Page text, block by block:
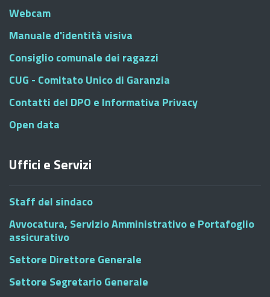
Webcam
Manuale d'identità visiva
Consiglio comunale dei ragazzi
CUG - Comitato Unico di Garanzia
Contatti del DPO e Informativa Privacy
Open data
Uffici e Servizi
Staff del sindaco
Avvocatura, Servizio Amministrativo e Portafoglio
assicurativo
Settore Direttore Generale
Settore Segretario Generale